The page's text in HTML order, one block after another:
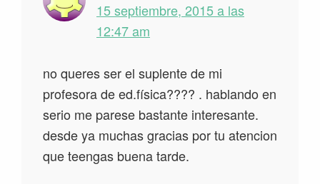
15 septiembre, 2015 a las
12:47 am
no queres ser el suplente de mi
profesora de ed.física???? . hablando en
serio me parese bastante interesante.
desde ya muchas gracias por tu atencion
que teengas buena tarde.